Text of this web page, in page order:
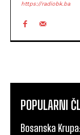
https://radiobk.ba
POPULARNI
Bosanska